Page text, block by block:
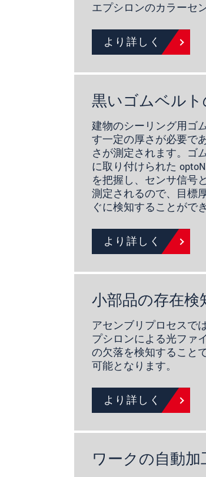
エプシロンのカラーセ
より詳しく
黒いゴムベル
建物のシーリング用ゴ
す一定の厚さが必要で
さが測定されます。ゴ
に取り付けられた
を把握し、センサ信号
測定されるので、目標
ぐに検知することがで
より詳しく
小部品の存在検
アセンブリプロセスで
プシロンによる光ファ
の欠落を検知すること
可能となります。
より詳しく
ワークの自動加